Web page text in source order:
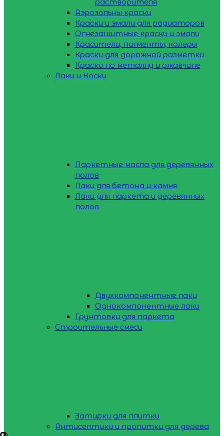
растворителя
Аэрозольны краски
Краски и эмали для радиаторов
Огнезащитные краски и эмали
Красители, пигменты, колеры
Краски для дорожной разметки
Краски по металлу и ржавчине
Лаки и Воски
Паркетные масла для деревянных
полов
Лаки для бетона и камня
Лаки для паркета и деревянных
полов
Двухкомпонентные лаки
Однокомпонентные лаки
Грунтовки для паркета
Строительные смеси
Затирки для плитки
Антисептики и пропитки для дерева